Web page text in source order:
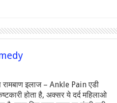
रामबाण इलाज – Ankle Pain एडी
होता है, अक्सर ये दर्द महिलाओ